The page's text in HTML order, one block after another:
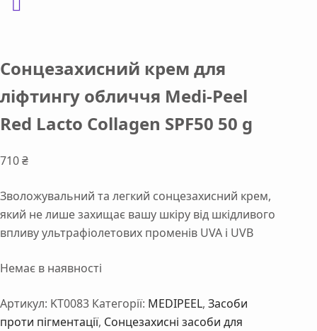
Сонцезахисний крем для
ліфтингу обличчя Medi-Peel
Red Lacto Collagen SPF50 50 g
710₴
Зволожувальний та легкий сонцезахисний крем,
який не лише захищає вашу шкіру від шкідливого
впливу ультрафіолетових променів UVA і UVB
Немає в наявності
Артикул: KT0083 Категорії: MEDIPEEL, Засоби
проти пігментації, Сонцезахисні засоби для